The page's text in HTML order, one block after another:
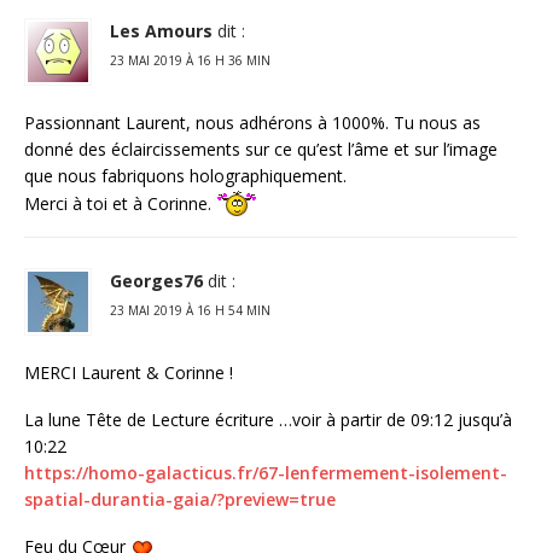
Les Amours dit :
23 MAI 2019 À 16 H 36 MIN
Passionnant Laurent, nous adhérons à 1000%. Tu nous as
donné des éclaircissements sur ce qu’est l’âme et sur l’image
que nous fabriquons holographiquement.
Merci à toi et à Corinne.
Georges76 dit :
23 MAI 2019 À 16 H 54 MIN
MERCI Laurent & Corinne !
La lune Tête de Lecture écriture …voir à partir de 09:12 jusqu’à
10:22
https://homo-galacticus.fr/67-lenfermement-isolement-
spatial-durantia-gaia/?preview=true
Feu du Cœur